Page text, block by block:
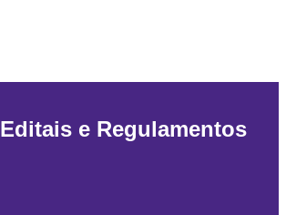
Editais e Regulamentos